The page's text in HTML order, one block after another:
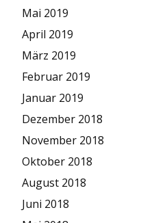
Mai 2019
April 2019
März 2019
Februar 2019
Januar 2019
Dezember 2018
November 2018
Oktober 2018
August 2018
Juni 2018